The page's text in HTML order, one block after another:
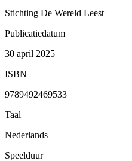
Stichting De Wereld Leest
Publicatiedatum
30 april 2025
ISBN
9789492469533
Taal
Nederlands
Speelduur